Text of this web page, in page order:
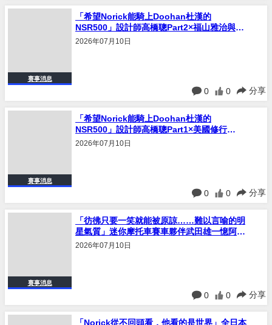
NSR500」設計師高橋聰Part2×福山雅治與
Norick的相遇×未能實現的Ducati合作憶阿部
典史Norick｜連載#27
2026年07月10日
「希望Norick能騎上Doohan杜漢的
NSR500」設計師高橋聰Part1×美國修行
Lodi×憶阿部典史Norick｜連載#26
2026年07月10日
「彷彿只要一笑就能被原諒……難以言喻的明
星氣質」迷你摩托車賽車夥伴武田雄一憶阿部
典史Norick｜連載#25
2026年07月10日
「Norick從不回頭看，他看的是世界」全日本
500時代勁敵・新辰朗憶阿部典史Norick｜連
載#24